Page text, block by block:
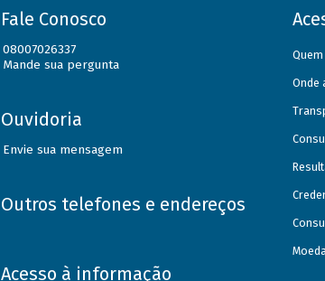
Fale Conosco
08007026337
Mande sua pergunta
Ouvidoria
Envie sua mensagem
Outros telefones e endereços
Acesso à informação
Onde